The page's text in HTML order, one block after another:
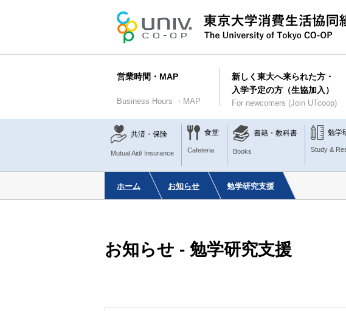
営業時間・MAP
Business Hours ・MAP
新しく東大へ来られた方・
入学予定の方（生協加入）
For newcomers (Join UTcoop)
共済・保険
Mutual Aid/ Insurance
食堂
Cafeteria
書籍・教科書
Books
勉学
Study &
ホーム お知らせ 勉学研究支援
お知らせ - 勉学研究支援